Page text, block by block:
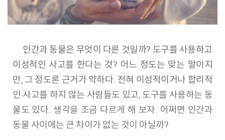
인간과 동물은 무엇이 다른 것일까? 도구를 사용하고
이성적인 사고를 한다는 것? 어느 정도는 맞는 말이지
만, 그 정도론 근거가 약하다. 전혀 이성적이거나 합리적
인 사고를 하지 않는 사람들도 있고, 도구를 사용하는 동
물도 있다. 생각을 조금 다르게 해 보자. 어쩌면 인간과
동물 사이에는 큰 차이가 없는 것이 아닐까?